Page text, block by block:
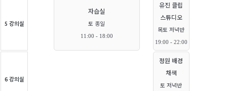
5 강의실
자습실
토 종일
11:00 - 18:00
유진 클립
스튜디오
목토 저녁반
19:00 - 22:00
6 강의실
정원 배경
채색
토 저녁반